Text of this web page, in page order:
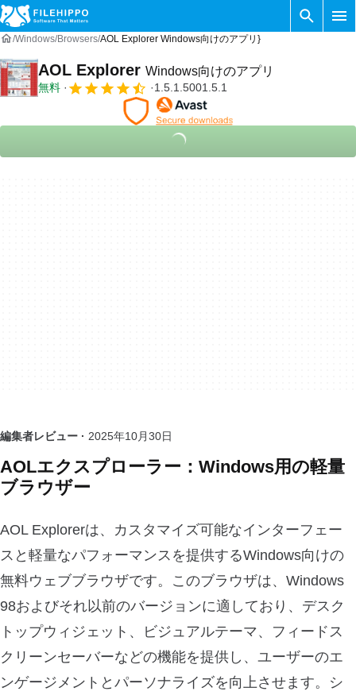
Windows Browsers AOL Explorer Windows向けのアプリ}
AOL Explorer Windows向けのアプリ
無料 1.5.1.5001.5.1
編集者レビュー · 2025年10月30日
AOLエクスプローラー：Windows用の軽量
ブラウザー
AOL Explorerは、カスタマイズ可能なインターフェー
スと軽量なパフォーマンスを提供するWindows向けの
無料ウェブブラウザです。このブラウザは、Windows
98およびそれ以前のバージョンに適しており、デスク
トップウィジェット、ビジュアルテーマ、フィードス
クリーンセーバーなどの機能を提供し、ユーザーのエ
ンゲージメントとパーソナライズを向上させます。シ